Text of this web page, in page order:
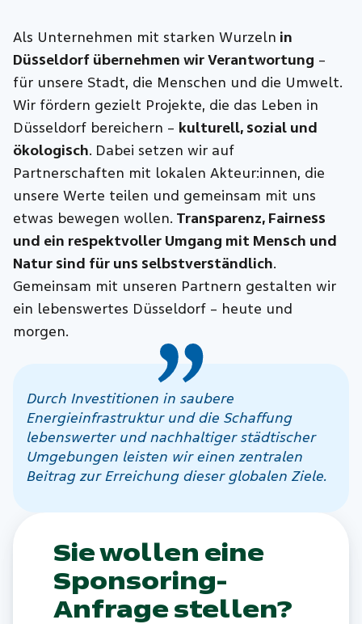
Als Unternehmen mit starken Wurzeln in
Düsseldorf übernehmen wir Verantwortung –
für unsere Stadt, die Menschen und die Umwelt.
Wir fördern gezielt Projekte, die das Leben in
Düsseldorf bereichern – kulturell, sozial und
ökologisch. Dabei setzen wir auf
Partnerschaften mit lokalen Akteur:innen, die
unsere Werte teilen und gemeinsam mit uns
etwas bewegen wollen. Transparenz, Fairness
und ein respektvoller Umgang mit Mensch und
Natur sind für uns selbstverständlich.
Gemeinsam mit unseren Partnern gestalten wir
ein lebenswertes Düsseldorf – heute und
morgen.
Durch Investitionen in saubere
Energieinfrastruktur und die Schaffung
lebenswerter und nachhaltiger städtischer
Umgebungen leisten wir einen zentralen
Beitrag zur Erreichung dieser globalen Ziele.
Sie wollen eine
Sponsoring-
Anfrage stellen?